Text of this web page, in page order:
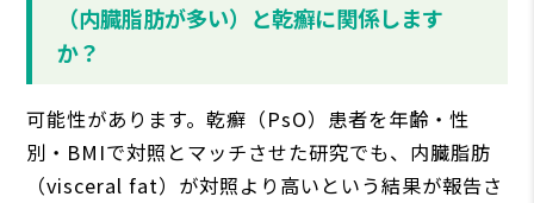
（内臓脂肪が多い）と乾癬に関係します
か？
可能性があります。乾癬（PsO）患者を年齢・性
別・BMIで対照とマッチさせた研究でも、内臓脂肪
（visceral fat）が対照より高いという結果が報告さ